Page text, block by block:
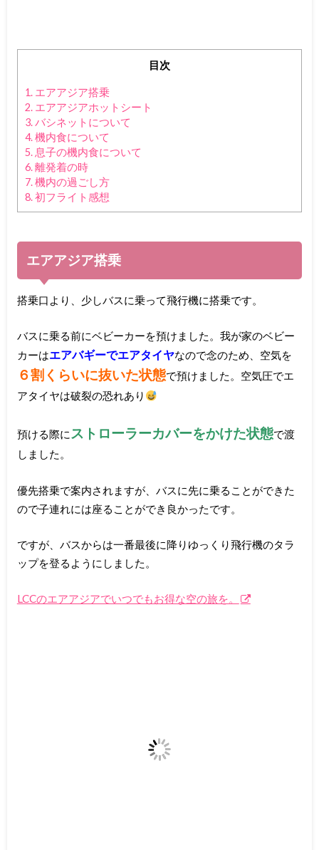
目次
1.エアアジア搭乗
2.エアアジアホットシート
3.バシネットについて
4.機内食について
5.息子の機内食について
6.離発着の時
7.機内の過ごし方
8.初フライト感想
エアアジア搭乗
搭乗口より、少しバスに乗って飛行機に搭乗です。
バスに乗る前にベビーカーを預けました。我が家のベビー
カーはエアバギーでエアタイヤなので念のため、空気を
６割くらいに抜いた状態で預けました。空気圧でエ
アタイヤは破裂の恐れあり
預ける際に ストローラーカバーをかけた状態で渡
しました。
優先搭乗で案内されますが、バスに先に乗ることができた
ので子連れには座ることができ良かったです。
ですが、バスからは一番最後に降りゆっくり飛行機のタラ
ップを登るようにしました。
LCCのエアアジアでいつでもお得な空の旅を。